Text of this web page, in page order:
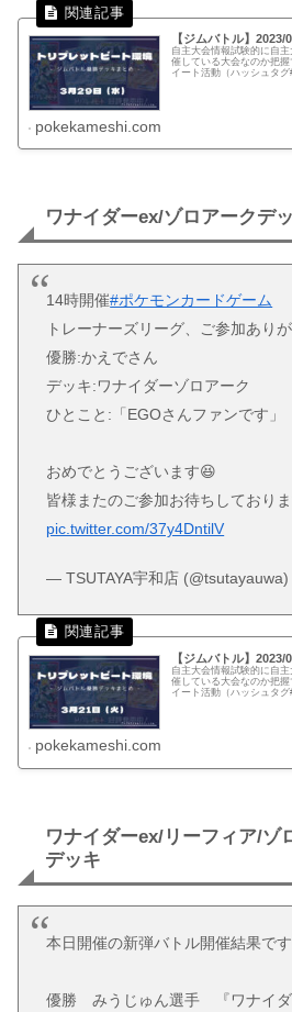
【ジムバトル】
自主大会情報試験的に自
催している大会なのか把
イート活動（ハッシュタ
pokekameshi.com
ワナイダーex/ゾロアークデ
14時開催#ポケモンカードゲーム
トレーナーズリーグ、ご参加あり
優勝:かえでさん
デッキ:ワナイダーゾロアーク
ひとこと:「EGOさんファンです」
おめでとうございます😆
皆様またのご参加お待ちしており
pic.twitter.com/37y4DntilV
— TSUTAYA宇和店 (@tsutayauwa)
【ジムバトル】
自主大会情報試験的に自
催している大会なのか把
イート活動（ハッシュタ
pokekameshi.com
ワナイダーex/リーフィア/ゾ
デッキ
本日開催の新弾バトル開催結果です
優勝 みうじゅん選手 『ワナイダ